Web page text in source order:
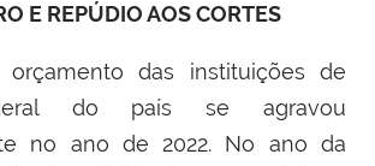
E REPÚDIO AOS CORTES
das instituições de
do país se agravou
no ano de 2022. No ano da